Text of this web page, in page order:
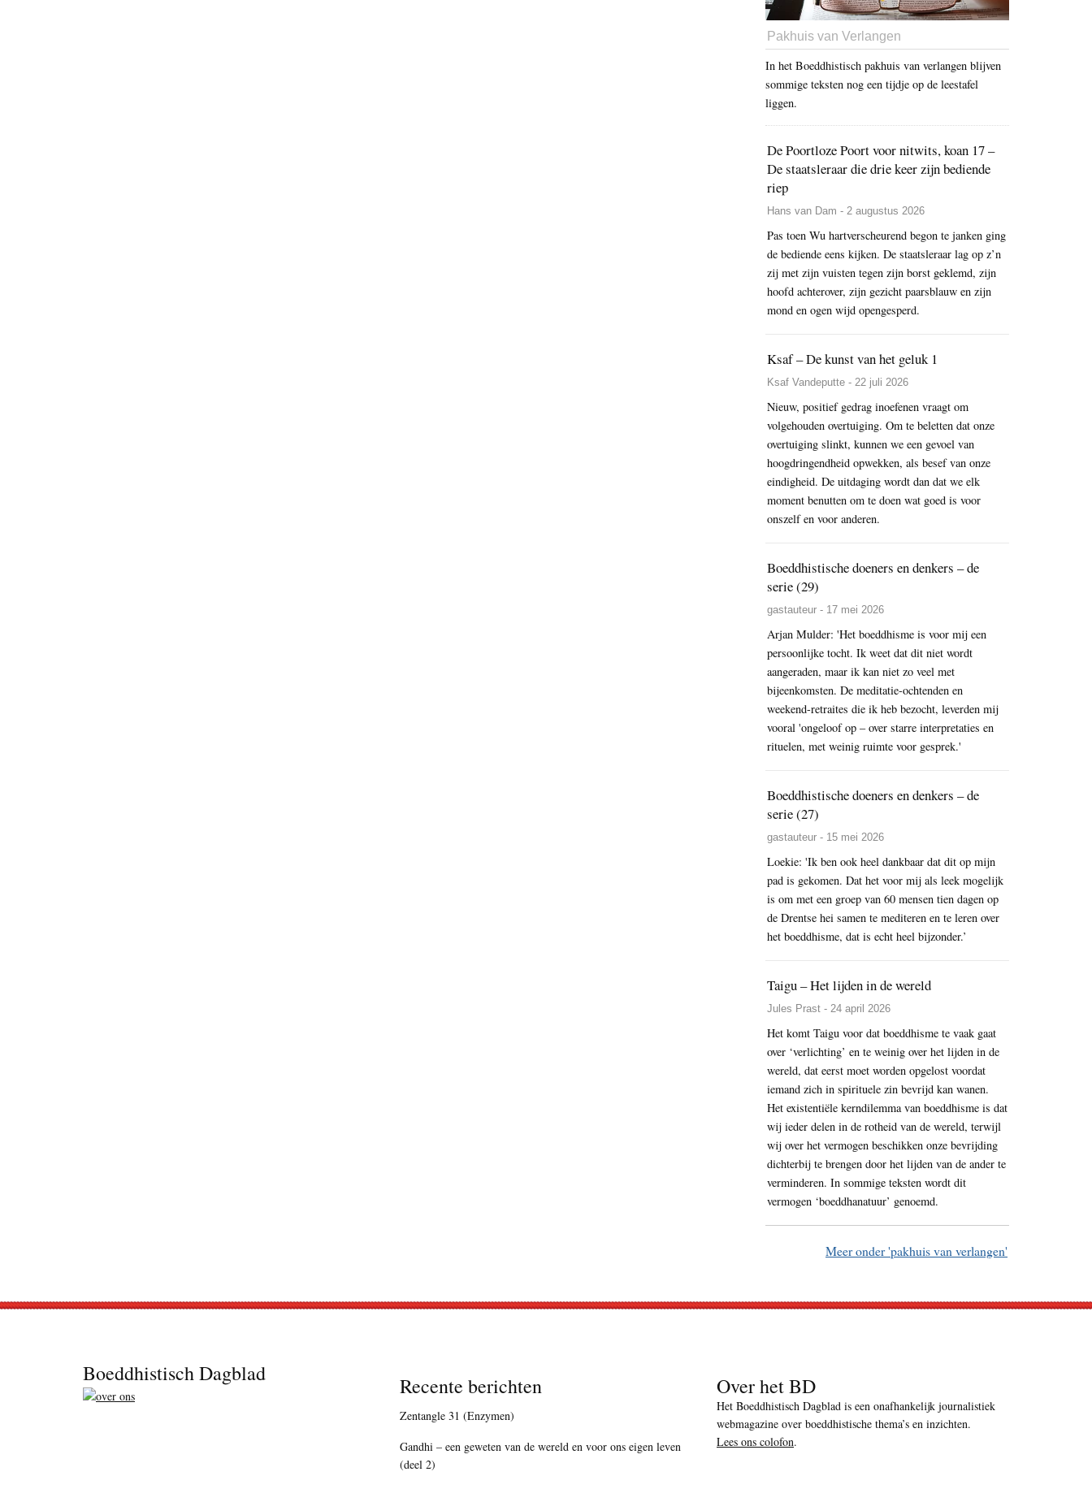
Pakhuis van Verlangen
In het Boeddhistisch pakhuis van verlangen blijven
sommige teksten nog een tijdje op de leestafel
liggen.
De Poortloze Poort voor nitwits, koan 17 –
De staatsleraar die drie keer zijn bediende
riep
Hans van Dam - 2 augustus 2026
Pas toen Wu hartverscheurend begon te janken ging
de bediende eens kijken. De staatsleraar lag op z’n
zij met zijn vuisten tegen zijn borst geklemd, zijn
hoofd achterover, zijn gezicht paarsblauw en zijn
mond en ogen wijd opengesperd.
Ksaf – De kunst van het geluk 1
Ksaf Vandeputte - 22 juli 2026
Nieuw, positief gedrag inoefenen vraagt om
volgehouden overtuiging. Om te beletten dat onze
overtuiging slinkt, kunnen we een gevoel van
hoogdringendheid opwekken, als besef van onze
eindigheid. De uitdaging wordt dan dat we elk
moment benutten om te doen wat goed is voor
onszelf en voor anderen.
Boeddhistische doeners en denkers – de
serie (29)
gastauteur - 17 mei 2026
Arjan Mulder: 'Het boeddhisme is voor mij een
persoonlijke tocht. Ik weet dat dit niet wordt
aangeraden, maar ik kan niet zo veel met
bijeenkomsten. De meditatie-ochtenden en
weekend-retraites die ik heb bezocht, leverden mij
vooral 'ongeloof op – over starre interpretaties en
rituelen, met weinig ruimte voor gesprek.'
Boeddhistische doeners en denkers – de
serie (27)
gastauteur - 15 mei 2026
Loekie: 'Ik ben ook heel dankbaar dat dit op mijn
pad is gekomen. Dat het voor mij als leek mogelijk
is om met een groep van 60 mensen tien dagen op
de Drentse hei samen te mediteren en te leren over
het boeddhisme, dat is echt heel bijzonder.’
Taigu – Het lijden in de wereld
Jules Prast - 24 april 2026
Het komt Taigu voor dat boeddhisme te vaak gaat
over ‘verlichting’ en te weinig over het lijden in de
wereld, dat eerst moet worden opgelost voordat
iemand zich in spirituele zin bevrijd kan wanen.
Het existentiële kerndilemma van boeddhisme is dat
wij ieder delen in de rotheid van de wereld, terwijl
wij over het vermogen beschikken onze bevrijding
dichterbij te brengen door het lijden van de ander te
verminderen. In sommige teksten wordt dit
vermogen ‘boeddhanatuur’ genoemd.
Meer onder 'pakhuis van verlangen'
Boeddhistisch Dagblad Recente berichten
Zentangle 31 (Enzymen)
Gandhi – een geweten van de wereld en voor ons eigen leven
(deel 2)
Over het BD
Het Boeddhistisch Dagblad is een onafhankelijk journalistiek
webmagazine over boeddhistische thema’s en inzichten.
Lees ons colofon.